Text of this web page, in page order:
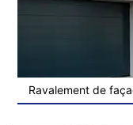
Ravalement de